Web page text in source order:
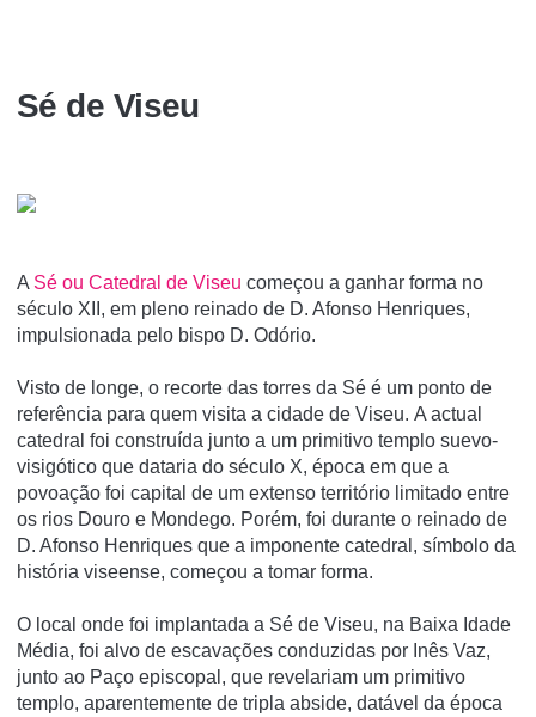
Sé de Viseu
A Sé ou Catedral de Viseu começou a ganhar forma no
século XII, em pleno reinado de D. Afonso Henriques,
impulsionada pelo bispo D. Odório.
Visto de longe, o recorte das torres da Sé é um ponto de
referência para quem visita a cidade de Viseu. A actual
catedral foi construída junto a um primitivo templo suevo-
visigótico que dataria do século X, época em que a
povoação foi capital de um extenso território limitado entre
os rios Douro e Mondego. Porém, foi durante o reinado de
D. Afonso Henriques que a imponente catedral, símbolo da
história viseense, começou a tomar forma.
O local onde foi implantada a Sé de Viseu, na Baixa Idade
Média, foi alvo de escavações conduzidas por Inês Vaz,
junto ao Paço episcopal, que revelariam um primitivo
templo, aparentemente de tripla abside, datável da época